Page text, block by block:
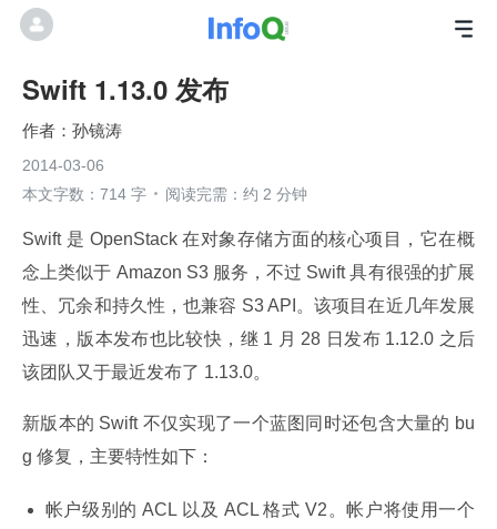
Swift 1.13.0 发布
孙镜涛
2014-03-06
本文字数：714 字
阅读完需：约 2 分钟
Swift 是 OpenStack 在对象存储方面的核心项目，它在概
念上类似于 Amazon S3 服务，不过 Swift 具有很强的扩展
性、冗余和持久性，也兼容 S3 API。该项目在近几年发展
迅速，版本发布也比较快，继 1 月 28 日发布 1.12.0 之后
该团队又于最近发布了 1.13.0。
新版本的 Swift 不仅实现了一个蓝图同时还包含大量的 bu
g 修复，主要特性如下：
帐户级别的 ACL 以及 ACL 格式 V2。帐户将使用一个